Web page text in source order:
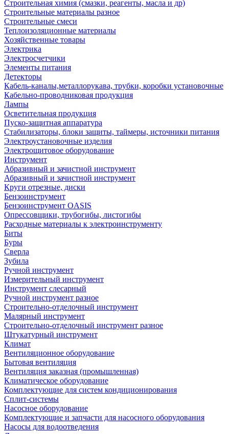
Строительная химия (смазки, реагенты, масла и др)
Строительные материалы разное
Строительные смеси
Теплоизоляционные материалы
Хозяйственные товары
Электрика
Электросчетчики
Элементы питания
Детекторы
Кабель-каналы,металлорукава, трубки, коробки установочные
Кабельно-проводниковая продукция
Лампы
Осветительная продукция
Пуско-защитная аппаратура
Стабилизаторы, блоки защиты, таймеры, источники питания
Электроустановочные изделия
Электрощитовое оборудование
Инструмент
Абразивный и зачистной инструмент
Абразивный и зачистной инструмент
Круги отрезные, диски
Бензоинструмент
Бензоинструмент OASIS
Опрессовщики, трубогибы, листогибы
Расходные материалы к электроинструменту
Биты
Буры
Сверла
Зубила
Ручной инструмент
Измерительный инструмент
Инструмент слесарный
Ручной инструмент разное
Строительно-отделочный инструмент
Малярный инструмент
Строительно-отделочный инструмент разное
Штукатурный инструмент
Климат
Вентиляционное оборудование
Бытовая вентиляция
Вентиляция заказная (промышленная)
Климатическое оборудование
Комплектующие для систем кондиционирования
Сплит-системы
Насосное оборудование
Комплектующие и запчасти для насосного оборудования
Насосы для водоотведения